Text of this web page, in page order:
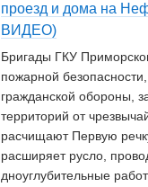
проезд и дома на
ВИДЕО)
Бригады ГКУ
пожарной
гражданской обороны,
территорий от
расчищают Первую
расширяет русло,
дноуглубительные